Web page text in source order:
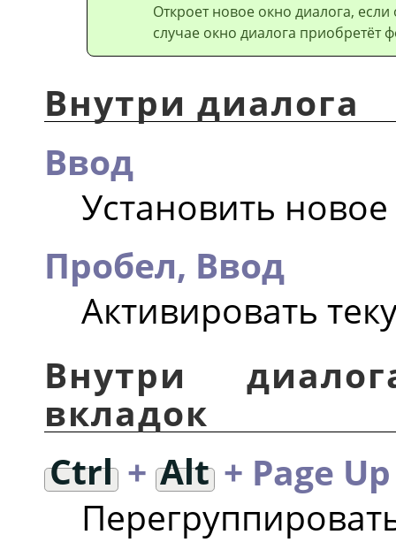
Откроет новое окно диалога,
случае окно диалога приобретёт
Внутри диалога
Ввод
Установить
Пробел, Ввод
Активировать
Внутри
вкладок
Ctrl+ Alt + Page Up